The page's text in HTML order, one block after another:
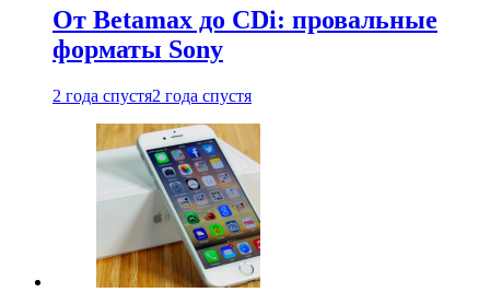
От Betamax до CDi: провальные
форматы Sony
2 года спустя2 года спустя